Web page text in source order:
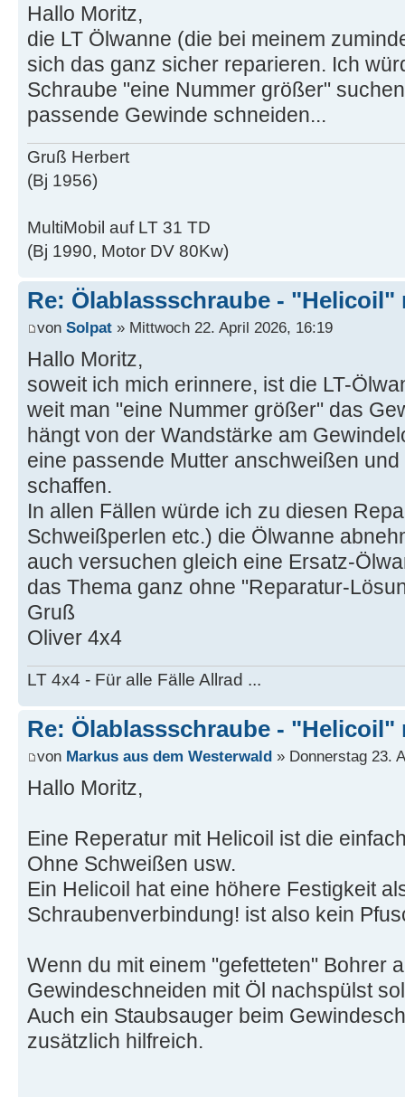
Hallo Moritz,
die LT Ölwanne (die bei meinem
sich das ganz sicher reparieren. Ich
Schraube "eine Nummer größer"
passende Gewinde schneiden...
Gruß Herbert
(Bj 1956)
MultiMobil auf LT 31 TD
(Bj 1990, Motor DV 80Kw)
Re: Ölablassschraube - "Helicoil"
von Solpat » Mittwoch 22. April 2026, 16:19
Hallo Moritz,
soweit ich mich erinnere, ist die LT-
weit man "eine Nummer größer" das
hängt von der Wandstärke am
eine passende Mutter anschweißen
schaffen.
In allen Fällen würde ich zu diesen
Schweißperlen etc.) die Ölwanne
auch versuchen gleich eine Ersatz-
das Thema ganz ohne "Reparatur-
Gruß
Oliver 4x4
LT 4x4 - Für alle Fälle Allrad ...
Re: Ölablassschraube - "Helicoil"
von Markus aus dem Westerwald » Donnerstag 23.
Hallo Moritz,
Eine Reperatur mit Helicoil ist die
Ohne Schweißen usw.
Ein Helicoil hat eine höhere Festigkeit
Schraubenverbindung! ist also kein
Wenn du mit einem "gefetteten" Bohrer
Gewindeschneiden mit Öl nachspülst
Auch ein Staubsauger beim
zusätzlich hilfreich.